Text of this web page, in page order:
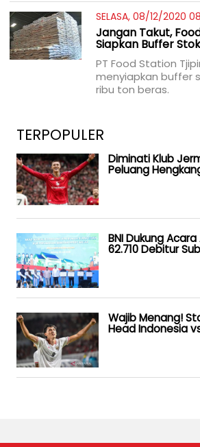
SELASA, 08/12/2020
Jangan Takut,
Siapkan Buffer
PT Food Station
menyiapkan buffer
ribu ton beras.
TERPOPULER
Diminati Klub
Peluang
BNI Dukung
62.710 Debitur
Wajib Menang!
Head Indonesia